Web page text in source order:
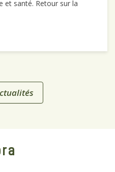
et santé. Retour sur la